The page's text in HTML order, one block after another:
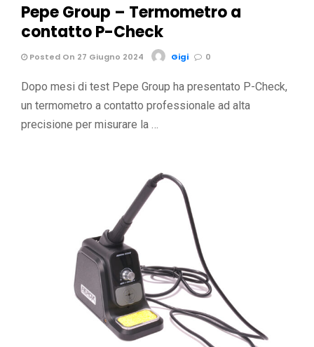
Pepe Group – Termometro a
contatto P-Check
Posted On 27 Giugno 2024 Gigi 0
Dopo mesi di test Pepe Group ha presentato P-Check,
un termometro a contatto professionale ad alta
precisione per misurare la …